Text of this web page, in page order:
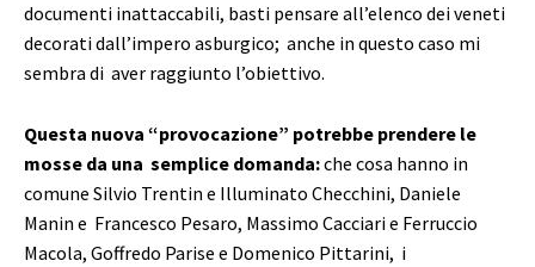
documenti inattaccabili, basti pensare all’elenco dei veneti
decorati dall’impero asburgico; anche in questo caso mi
sembra di aver raggiunto l’obiettivo.
Questa nuova “provocazione” potrebbe prendere le
mosse da una semplice domanda:che cosa hanno in
comune Silvio Trentin e Illuminato Checchini, Daniele
Manin e Francesco Pesaro, Massimo Cacciari e Ferruccio
Macola, Goffredo Parise e Domenico Pittarini, i